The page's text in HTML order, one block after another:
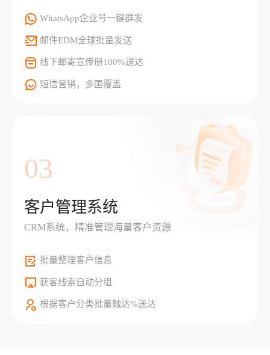
WhatsApp企业号一键群发
邮件EDM全球批量发送
线下邮寄宣传册100%送达
短信营销，多国覆盖
03
客户管理系统
CRM系统，精准管理海量客户资源
批量整理客户信息
获客线索自动分组
根据客户分类批量触达%送达